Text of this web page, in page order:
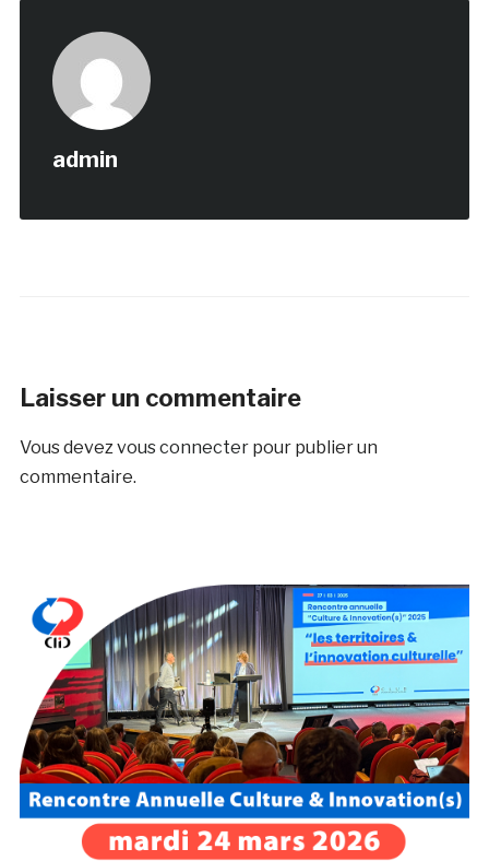
admin
Laisser un commentaire
Vous devez vous connecterpour publier un
commentaire.